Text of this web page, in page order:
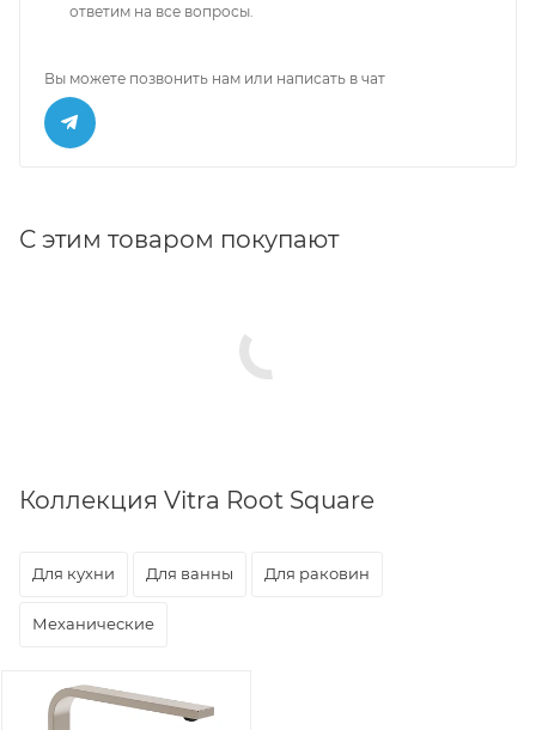
ответим на все вопросы.
Вы можете позвонить нам или написать в чат
С этим товаром покупают
Коллекция Vitra Root Square
Для кухни Для ванны Для раковин
Механические